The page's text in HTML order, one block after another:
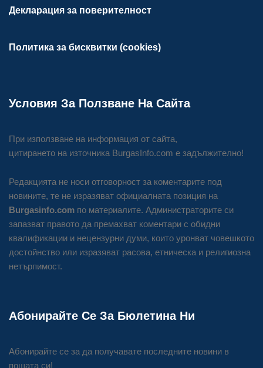
Декларация за поверителност
Политика за бисквитки (cookies)
Условия За Ползване На Сайта
При използване на информация от сайта,
цитирането на източника BurgasInfo.com е задължително!
Редакцията не носи отговорност за коментарите под
новините, те не изразяват официалната позиция на
Burgasinfo.com по материалите. Администраторите си
запазват правото да премахват коментари с обидни
квалификации и нецензурни думи, които уронват човешкото
достойнство или изразяват расова, етническа и религиозна
нетърпимост.
Абонирайте Се За Бюлетина Ни
Абонирайте се за да получавате последните новини в
пощата си!